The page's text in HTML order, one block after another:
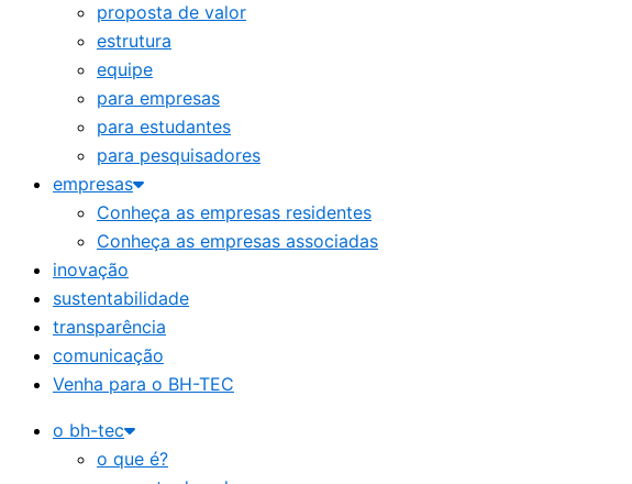
proposta de valor
estrutura
equipe
para empresas
para estudantes
para pesquisadores
empresas
Conheça as empresas residentes
Conheça as empresas associadas
inovação
sustentabilidade
transparência
comunicação
Venha para o BH-TEC
o bh-tec
o que é?